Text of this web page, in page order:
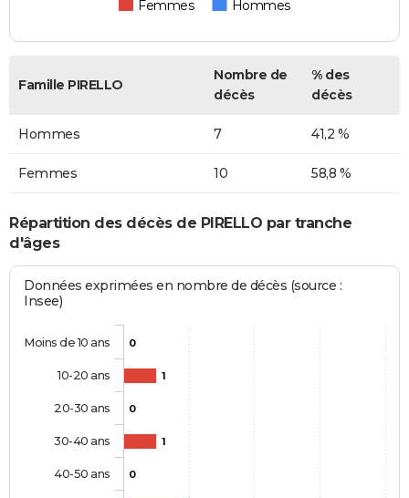
Femmes Hommes
Famille PIRELLO
Nombre de
décès
% des
décès
Hommes 7 41,2 %
Femmes 10 58,8 %
Répartition des décès de PIRELLO par tranche
d'âges
Données exprimées en nombre de décès (source :
Insee)
0
1
0
1
0
Moins de 10 ans
10-20 ans
20-30 ans
30-40 ans
40-50 ans